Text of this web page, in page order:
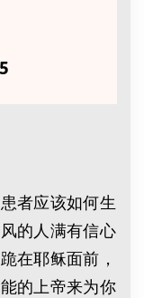
者应该如何生
的人满有信心
在耶稣面前，
的上帝来为你